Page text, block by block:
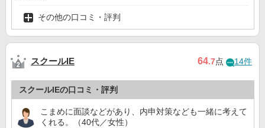
その他の口コミ・評判
スクールIE 64.7点 14件
スクールIEの口コミ・評判
こまめに面談などがあり、内申対策なども一緒に考えて
くれる。（40代／女性）